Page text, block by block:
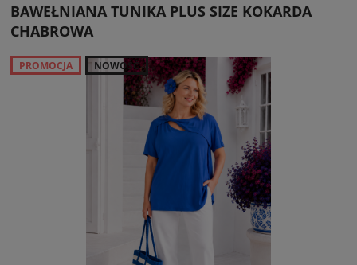
BAWEŁNIANA TUNIKA PLUS SIZE KOKARDA
CHABROWA
PROMOCJA NOWOŚĆ